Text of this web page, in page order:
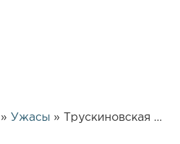
» Ужасы » Трускиновская Далия – Гори, гори | 26418